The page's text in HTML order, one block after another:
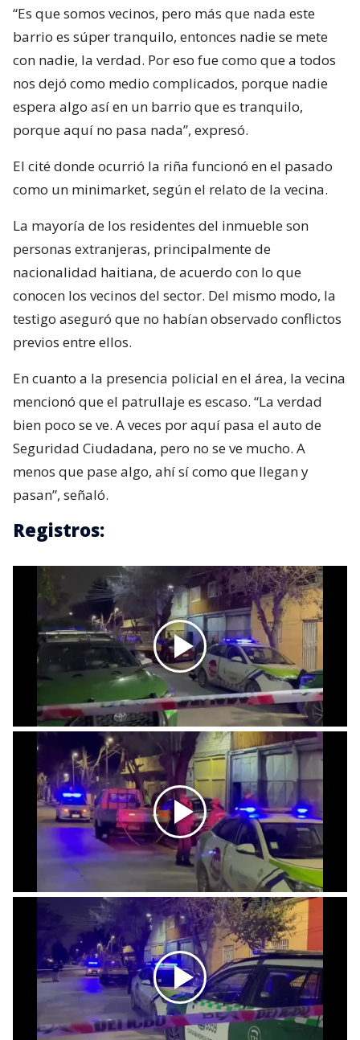
“Es que somos vecinos, pero más que nada este
barrio es súper tranquilo, entonces nadie se mete
con nadie, la verdad. Por eso fue como que a todos
nos dejó como medio complicados, porque nadie
espera algo así en un barrio que es tranquilo,
porque aquí no pasa nada”, expresó.
El cité donde ocurrió la riña funcionó en el pasado
como un minimarket, según el relato de la vecina.
La mayoría de los residentes del inmueble son
personas extranjeras, principalmente de
nacionalidad haitiana, de acuerdo con lo que
conocen los vecinos del sector. Del mismo modo, la
testigo aseguró que no habían observado conflictos
previos entre ellos.
En cuanto a la presencia policial en el área, la vecina
mencionó que el patrullaje es escaso. “La verdad
bien poco se ve. A veces por aquí pasa el auto de
Seguridad Ciudadana, pero no se ve mucho. A
menos que pase algo, ahí sí como que llegan y
pasan”, señaló.
Registros: